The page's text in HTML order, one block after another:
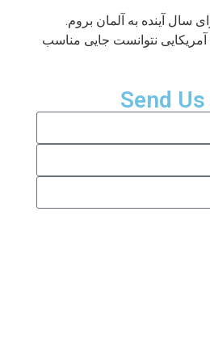
سال آینده به آلمان بروم.
نتوانست جایی مناسب
Send